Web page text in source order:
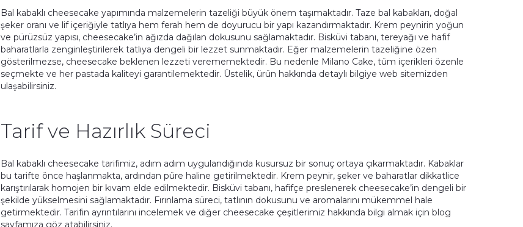
Bal kabaklı cheesecake yapımında malzemelerin tazeliği büyük önem taşımaktadır. Taze bal kabakları, doğal
şeker oranı ve lif içeriğiyle tatlıya hem ferah hem de doyurucu bir yapı kazandırmaktadır. Krem peynirin yoğun
ve pürüzsüz yapısı, cheesecake’in ağızda dağılan dokusunu sağlamaktadır. Bisküvi tabanı, tereyağı ve hafif
baharatlarla zenginleştirilerek tatlıya dengeli bir lezzet sunmaktadır. Eğer malzemelerin tazeliğine özen
gösterilmezse, cheesecake beklenen lezzeti verememektedir. Bu nedenle Milano Cake, tüm içerikleri özenle
seçmekte ve her pastada kaliteyi garantilemektedir. Üstelik, ürün hakkında detaylı bilgiye web sitemizden
ulaşabilirsiniz.
Tarif ve Hazırlık Süreci
Bal kabaklı cheesecake tarifimiz, adım adım uygulandığında kusursuz bir sonuç ortaya çıkarmaktadır. Kabaklar
bu tarifte önce haşlanmakta, ardından püre haline getirilmektedir. Krem peynir, şeker ve baharatlar dikkatlice
karıştırılarak homojen bir kıvam elde edilmektedir. Bisküvi tabanı, hafifçe preslenerek cheesecake’in dengeli bir
şekilde yükselmesini sağlamaktadır. Fırınlama süreci, tatlının dokusunu ve aromalarını mükemmel hale
getirmektedir. Tarifin ayrıntılarını incelemek ve diğer cheesecake çeşitlerimiz hakkında bilgi almak için blog
sayfamıza göz atabilirsiniz.